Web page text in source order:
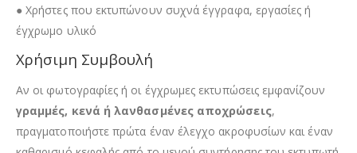
● Χρήστες που εκτυπώνουν συχνά έγγραφα, εργασίες ή
έγχρωμο υλικό
Χρήσιμη Συμβουλή
Αν οι φωτογραφίες ή οι έγχρωμες εκτυπώσεις εμφανίζουν
γραμμές, κενά ή λανθασμένες αποχρώσεις,
πραγματοποιήστε πρώτα έναν έλεγχο ακροφυσίων και έναν